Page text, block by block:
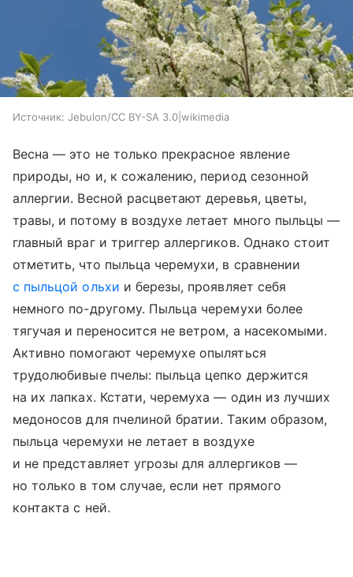
Источник: Jebulon/CC BY-SA 3.0|wikimedia
Весна — это не только прекрасное явление
природы, но и, к сожалению, период сезонной
аллергии. Весной расцветают деревья, цветы,
травы, и потому в воздухе летает много пыльцы —
главный враг и триггер аллергиков. Однако стоит
отметить, что пыльца черемухи, в сравнении
с пыльцой ольхи и березы, проявляет себя
немного по-другому. Пыльца черемухи более
тягучая и переносится не ветром, а насекомыми.
Активно помогают черемухе опыляться
трудолюбивые пчелы: пыльца цепко держится
на их лапках. Кстати, черемуха — один из лучших
медоносов для пчелиной братии. Таким образом,
пыльца черемухи не летает в воздухе
и не представляет угрозы для аллергиков —
но только в том случае, если нет прямого
контакта с ней.